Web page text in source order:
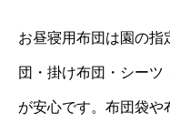
お昼寝用布団は園の指
団・掛け布団・シーツ
が安心です。布団袋や